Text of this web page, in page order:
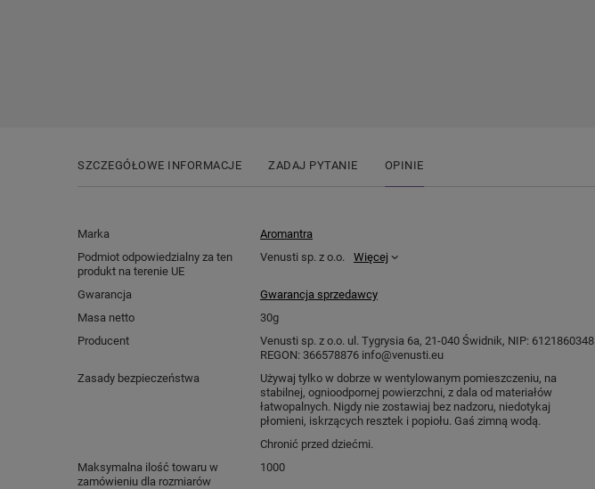
SZCZEGÓŁOWE INFORMACJE ZADAJ PYTANIE OPINIE
Marka
Aromantra
Podmiot odpowiedzialny za ten
produkt na terenie UE
Venusti sp. z o.o. Więcej
Gwarancja
Gwarancja sprzedawcy
Masa netto
30g
Producent
Venusti sp. z o.o. ul. Tygrysia 6a, 21-040 Świdnik, NIP: 6121860348
REGON: 366578876 info@venusti.eu
Zasady bezpieczeństwa
Używaj tylko w dobrze w wentylowanym pomieszczeniu, na
stabilnej, ognioodpornej powierzchni, z dala od materiałów
łatwopalnych. Nigdy nie zostawiaj bez nadzoru, niedotykaj
płomieni, iskrzących resztek i popiołu. Gaś zimną wodą.
Chronić przed dziećmi.
Maksymalna ilość towaru w
zamówieniu dla rozmiarów
1000